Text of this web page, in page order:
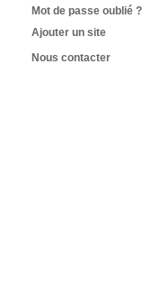
Mot de passe oublié ?
Ajouter un site
Nous contacter